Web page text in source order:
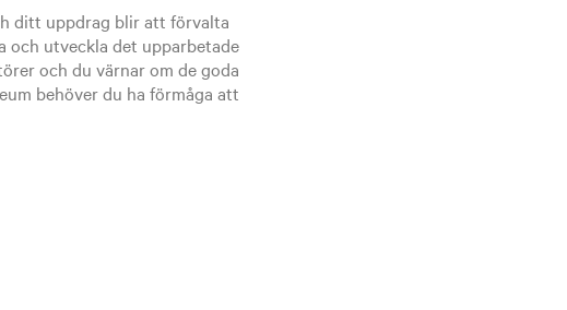
ditt uppdrag blir att förvalta
och utveckla det upparbetade
och du värnar om de goda
behöver du ha förmåga att